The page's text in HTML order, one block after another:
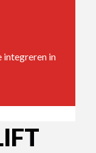
integreren in